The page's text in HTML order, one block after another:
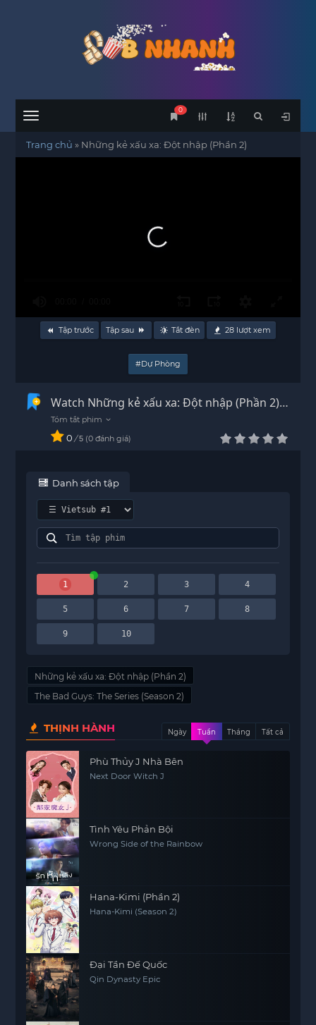
Menu
0
Trang chủ » Những kẻ xấu xa: Đột nhập (Phần 2)
Tập trước Tập sau Tắt đèn 28lượt xem
#Dự Phòng
Watch Những kẻ xấu xa: Đột nhập (Phần 2)
Vietsub - HD
0 / 5 0 đánh giá
Danh sách tập
1 2 3 4
5 6 7 8
9 10
Những kẻ xấu xa: Đột nhập (Phần 2)
The Bad Guys: The Series (Season 2)
THỊNH HÀNH Ngày Tuần Tháng Tất cả
Phù Thủy J Nhà Bên
Next Door Witch J
Tình Yêu Phản Bội
Wrong Side of the Rainbow
Hana-Kimi (Phần 2)
Hana-Kimi (Season 2)
Đại Tần Đế Quốc
Qin Dynasty Epic